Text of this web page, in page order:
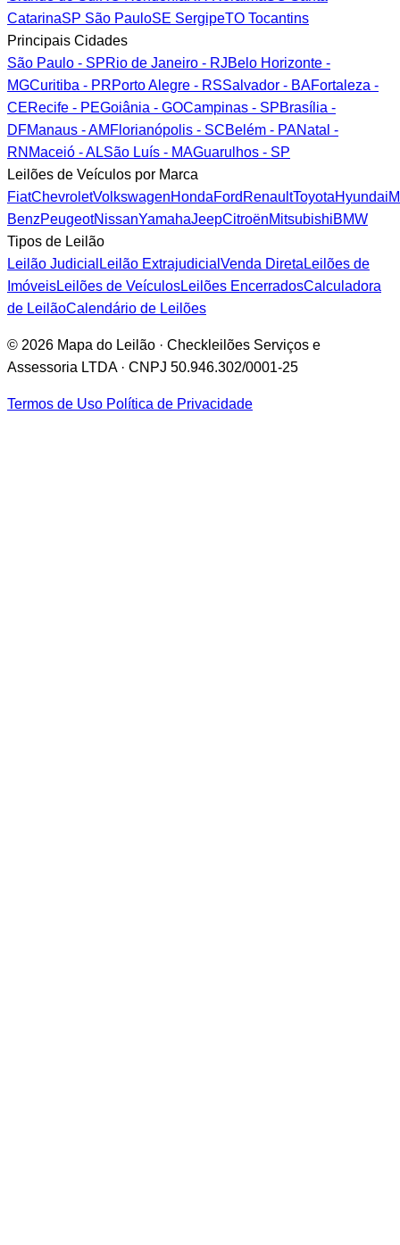
CatarinaSP São PauloSE SergipeTO Tocantins
Principais Cidades
São Paulo - SPRio de Janeiro - RJBelo Horizonte -
MGCuritiba - PRPorto Alegre - RSSalvador - BAFortaleza -
CERecife - PEGoiânia - GOCampinas - SPBrasília -
DFManaus - AM Florianópolis - SCBelém - PANatal -
RN Maceió - ALSão Luís - MAGuarulhos - SP
Leilões de Veículos por Marca
FiatChevroletVolkswagenHondaFord RenaultToyotaHyundai
BenzPeugeotNissanYamahaJeepCitroënMitsubishiBMW
Tipos de Leilão
Leilão Judicial Leilão Extrajudicial Venda Direta Leilões de
ImóveisLeilões de VeículosLeilões EncerradosCalculadora
de LeilãoCalendário de Leilões
© 2026 Mapa do Leilão · Checkleilões Serviços e
Assessoria LTDA · CNPJ 50.946.302/0001-25
Termos de Uso Política de Privacidade